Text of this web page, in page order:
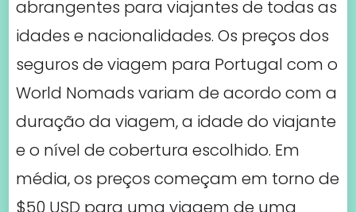
$50 USD para uma viagem de uma
semana para uma pessoa com menos
de 30 anos.
2. Allianz Global
Assistance